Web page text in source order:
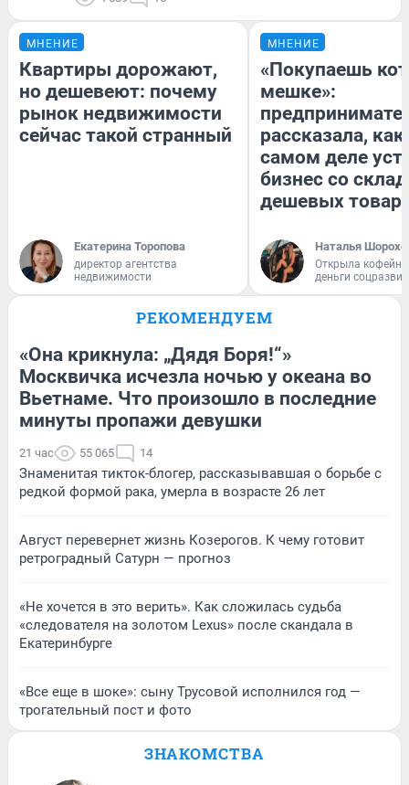
МНЕНИЕ
Квартиры дорожают,
но дешевеют: почему
рынок недвижимости
сейчас такой странный
Екатерина Торопова
директор агентства
недвижимости
МНЕНИЕ
«Покупаешь
мешке»:
рассказала, как
самом деле
бизнес со
дешевых
Наталья
Открыла
деньги
РЕКОМЕНДУЕМ
«Она крикнула: „Дядя Боря!“»
Москвичка исчезла ночью у океана во
Вьетнаме. Что произошло в последние
минуты пропажи девушки
21 час 55 065 14
Знаменитая тикток-блогер, рассказывавшая о борьбе с
редкой формой рака, умерла в возрасте 26 лет
Август перевернет жизнь Козерогов. К чему готовит
ретроградный Сатурн — прогноз
«Не хочется в это верить». Как сложилась судьба
«следователя на золотом Lexus» после скандала в
Екатеринбурге
«Все еще в шоке»: сыну Трусовой исполнился год —
трогательный пост и фото
ЗНАКОМСТВА